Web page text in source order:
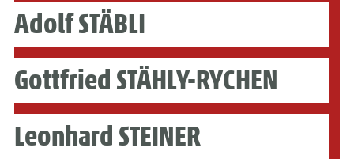
Adolf STÄBLI
Gottfried STÄHLY-RYCHEN
Leonhard STEINER